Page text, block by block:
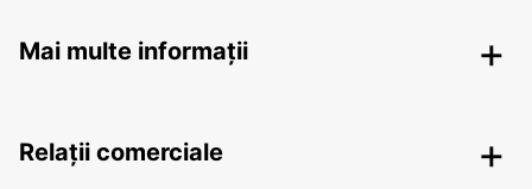
Mai multe informații
Relații comerciale